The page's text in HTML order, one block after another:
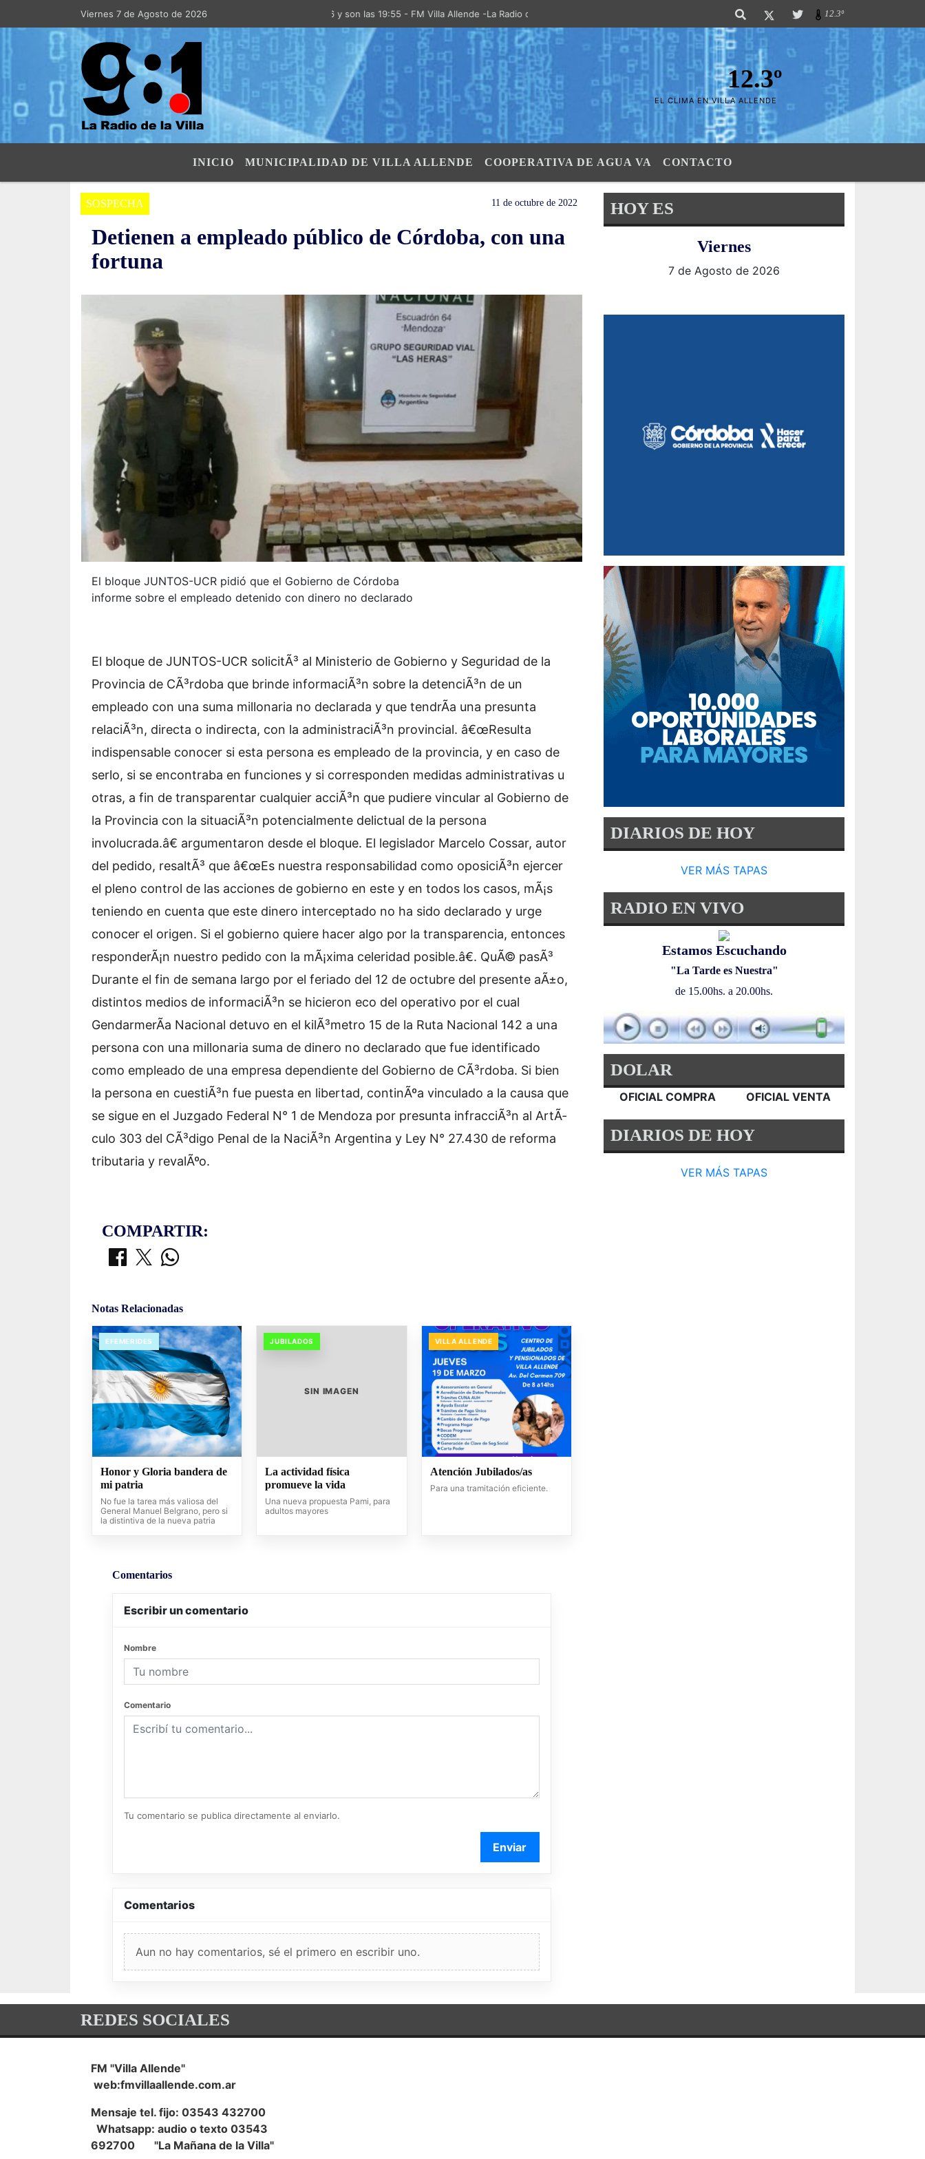
Viernes 7 de Agosto de 2026Hoy es Viernes 7 de Agosto de 2026 y son las 19:55 - FM Villa Allende -La Radio de la Villa- "El Aire de las Sierras". SI SU AVISO ESTA AQUÃ,..FELICITACIONES PUES..! "El
12.3º
12.3º
EL CLIMA EN VILLA ALLENDE
INICIO MUNICIPALIDAD DE VILLA ALLENDE COOPERATIVA DE AGUA VA CONTACTO
SOSPECHA 11 de octubre de 2022
Detienen a empleado público de Córdoba, con una
fortuna
El bloque JUNTOS-UCR pidió que el Gobierno de Córdoba
informe sobre el empleado detenido con dinero no declarado
El bloque de JUNTOS-UCR solicitÃ³ al Ministerio de Gobierno y Seguridad de la
Provincia de CÃ³rdoba que brinde informaciÃ³n sobre la detenciÃ³n de un
empleado con una suma millonaria no declarada y que tendrÃ­a una presunta
relaciÃ³n, directa o indirecta, con la administraciÃ³n provincial. â€œResulta
indispensable conocer si esta persona es empleado de la provincia, y en caso de
serlo, si se encontraba en funciones y si corresponden medidas administrativas u
otras, a fin de transparentar cualquier acciÃ³n que pudiere vincular al Gobierno de
la Provincia con la situaciÃ³n potencialmente delictual de la persona
involucrada.â€ argumentaron desde el bloque. El legislador Marcelo Cossar, autor
del pedido, resaltÃ³ que â€œEs nuestra responsabilidad como oposiciÃ³n ejercer
el pleno control de las acciones de gobierno en este y en todos los casos, mÃ¡s
teniendo en cuenta que este dinero interceptado no ha sido declarado y urge
conocer el origen. Si el gobierno quiere hacer algo por la transparencia, entonces
responderÃ¡n nuestro pedido con la mÃ¡xima celeridad posible.â€. QuÃ© pasÃ³
Durante el fin de semana largo por el feriado del 12 de octubre del presente aÃ±o,
distintos medios de informaciÃ³n se hicieron eco del operativo por el cual
GendarmerÃ­a Nacional detuvo en el kilÃ³metro 15 de la Ruta Nacional 142 a una
persona con una millonaria suma de dinero no declarado que fue identificado
como empleado de una empresa dependiente del Gobierno de CÃ³rdoba. Si bien
la persona en cuestiÃ³n fue puesta en libertad, continÃºa vinculado a la causa que
se sigue en el Juzgado Federal N° 1 de Mendoza por presunta infracciÃ³n al ArtÃ­
culo 303 del CÃ³digo Penal de la NaciÃ³n Argentina y Ley N° 27.430 de reforma
tributaria y revalÃºo.
COMPARTIR:
Notas Relacionadas
EFEMERIDES
Honor y Gloria bandera de
mi patria
No fue la tarea más valiosa del
General Manuel Belgrano, pero si
la distintiva de la nueva patria
JUBILADOS
SIN IMAGEN
La actividad física
promueve la vida
Una nueva propuesta Pami, para
adultos mayores
VILLA ALLENDE
Atención Jubilados/as
Para una tramitación eficiente.
Comentarios
Escribir un comentario
Nombre
Comentario
Tu comentario se publica directamente al enviarlo.
Enviar
Comentarios
Aun no hay comentarios, sé el primero en escribir uno.
HOY ES
Viernes
7 de Agosto de 2026
DIARIOS DE HOY
VER MÁS TAPAS
RADIO EN VIVO
Estamos Escuchando
"La Tarde es Nuestra"
de 15.00hs. a 20.00hs.
DOLAR
OFICIAL COMPRA OFICIAL VENTA
DIARIOS DE HOY
VER MÁS TAPAS
REDES SOCIALES
FM "Villa Allende"
web:fmvillaallende.com.ar
Mensaje tel. fijo: 03543 432700
Whatsapp: audio o texto 03543
692700 "La Mañana de la Villa"